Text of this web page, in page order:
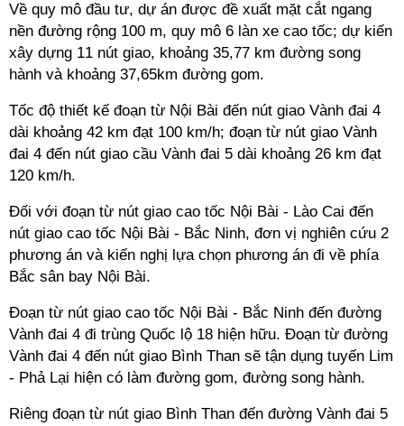
Về quy mô đầu tư, dự án được đề xuất mặt cắt ngang
nền đường rộng 100 m, quy mô 6 làn xe cao tốc; dự kiến
xây dựng 11 nút giao, khoảng 35,77 km đường song
hành và khoảng 37,65km đường gom.
Tốc độ thiết kế đoạn từ Nội Bài đến nút giao Vành đai 4
dài khoảng 42 km đạt 100 km/h; đoạn từ nút giao Vành
đai 4 đến nút giao cầu Vành đai 5 dài khoảng 26 km đạt
120 km/h.
Đối với đoạn từ nút giao cao tốc Nội Bài - Lào Cai đến
nút giao cao tốc Nội Bài - Bắc Ninh, đơn vị nghiên cứu 2
phương án và kiến nghị lựa chọn phương án đi về phía
Bắc sân bay Nội Bài.
Đoạn từ nút giao cao tốc Nội Bài - Bắc Ninh đến đường
Vành đai 4 đi trùng Quốc lộ 18 hiện hữu. Đoạn từ đường
Vành đai 4 đến nút giao Bình Than sẽ tận dụng tuyến Lim
- Phả Lại hiện có làm đường gom, đường song hành.
Riêng đoạn từ nút giao Bình Than đến đường Vành đai 5